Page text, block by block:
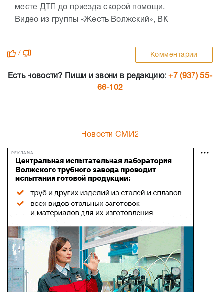
месте ДТП до приезда скорой помощи.
Видео из группы «Жесть Волжский», ВК
/ Комментарии
Есть новости? Пиши и звони в редакцию: +7 (937) 55-
66-102
Новости СМИ2
РЕКЛАМА